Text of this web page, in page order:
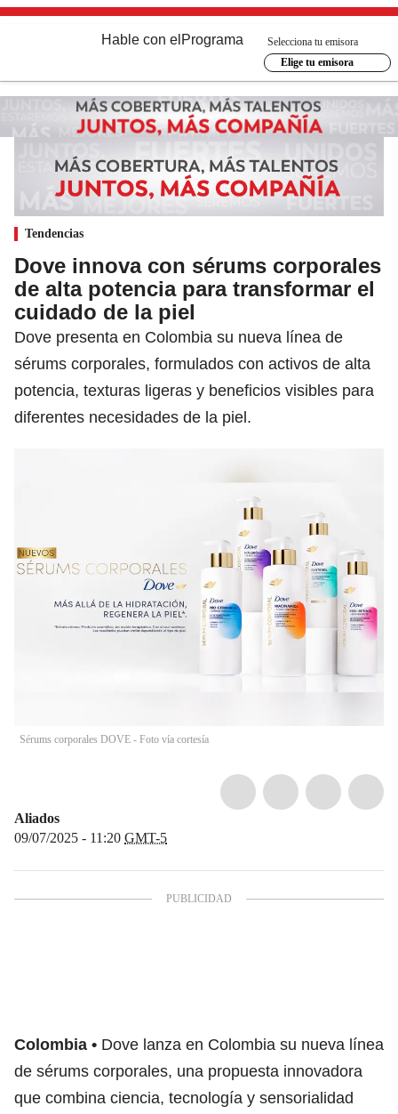
Hable con el Programa
Selecciona tu emisora
Elige tu emisora
Tendencias
Dove innova con sérums corporales
de alta potencia para transformar el
cuidado de la piel
Dove presenta en Colombia su nueva línea de
sérums corporales, formulados con activos de alta
potencia, texturas ligeras y beneficios visibles para
diferentes necesidades de la piel.
Sérums corporales DOVE - Foto vía cortesía
Aliados
09/07/2025 - 11:20 GMT-5
Colombia
Dove lanza en Colombia su nueva línea
de sérums corporales, una propuesta innovadora
que combina ciencia, tecnología y sensorialidad